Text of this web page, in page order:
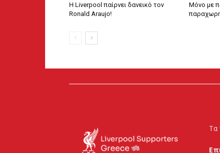
Η Liverpool παίρνει δανεικό τον
Ronald Araujo!
Μόνο με
Τα